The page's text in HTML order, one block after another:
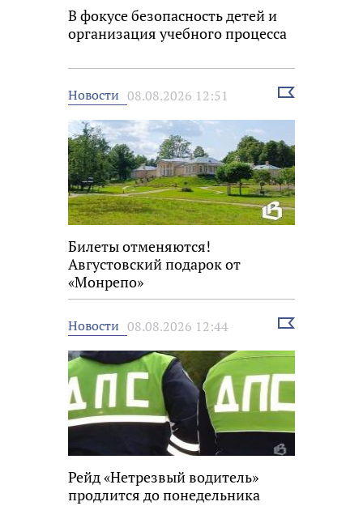
В фокусе безопасность детей и
организация учебного процесса
Новости 08.08.2026 12:51
Выбрать
Билеты отменяются!
Августовский подарок от
«Монрепо»
Новости 08.08.2026 12:44
Выбрать
Рейд «Нетрезвый водитель»
продлится до понедельника